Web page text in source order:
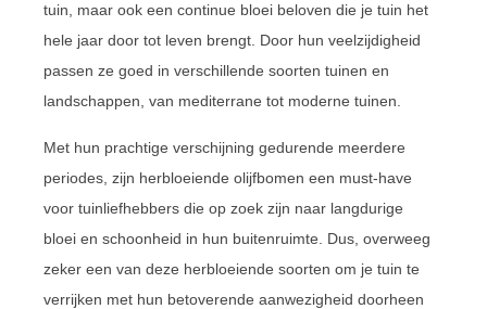
tuin, maar ook een continue bloei beloven die je tuin het
hele jaar door tot leven brengt. Door hun veelzijdigheid
passen ze goed in verschillende soorten tuinen en
landschappen, van mediterrane tot moderne tuinen.
Met hun prachtige verschijning gedurende meerdere
periodes, zijn herbloeiende olijfbomen een must-have
voor tuinliefhebbers die op zoek zijn naar langdurige
bloei en schoonheid in hun buitenruimte. Dus, overweeg
zeker een van deze herbloeiende soorten om je tuin te
verrijken met hun betoverende aanwezigheid doorheen